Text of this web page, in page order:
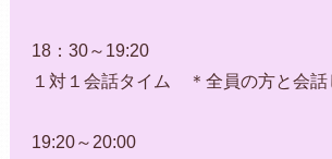
18：30～19:20
１対１会話タイム ＊全員の方と会話
19:20～20:00